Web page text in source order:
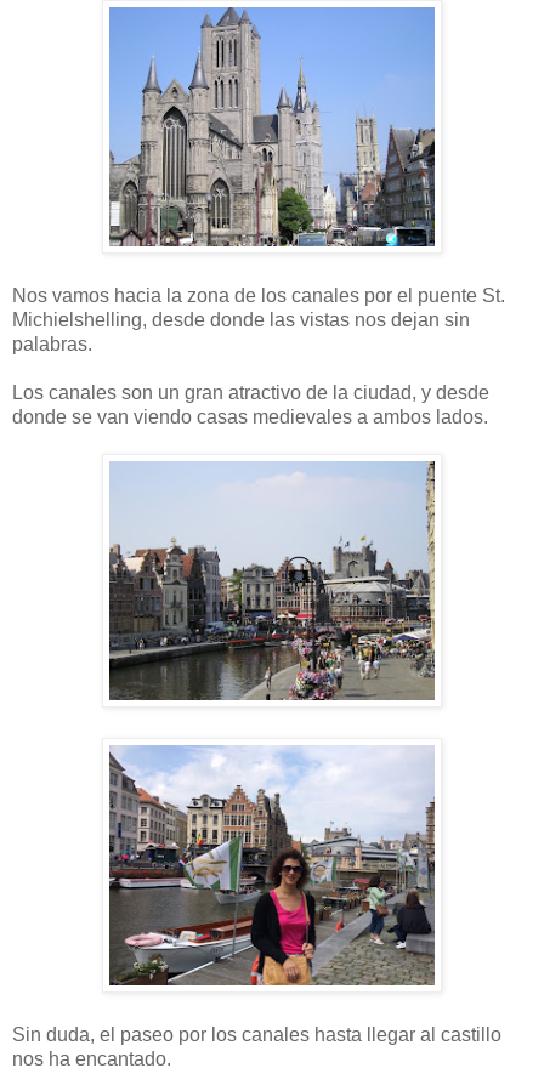
Nos vamos hacia la zona de los canales por el puente St.
Michielshelling, desde donde las vistas nos dejan sin
palabras.
Los canales son un gran atractivo de la ciudad, y desde
donde se van viendo casas medievales a ambos lados.
Sin duda, el paseo por los canales hasta llegar al castillo
nos ha encantado.